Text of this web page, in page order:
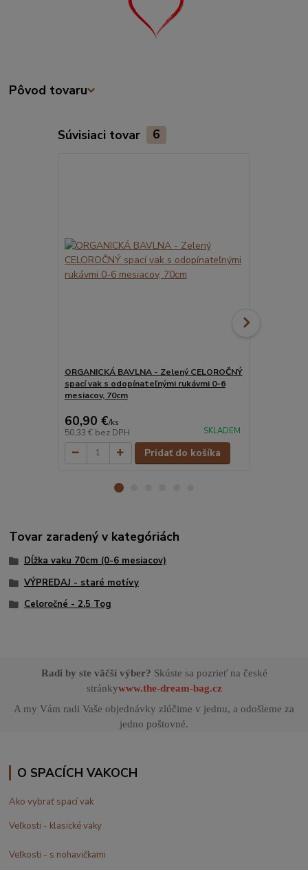
Pôvod tovaru
Súvisiaci tovar 6
ORGANICKÁ BAVLNA - Zelený CELOROČNÝ
spací vak s odopínateľnými rukávmi 0-6
mesiacov, 70cm
60,90 €/ks
50,33 € bez DPH SKLADEM
Pridať do košíka
Tovar zaradený v kategóriách
Dĺžka vaku 70cm (0-6 mesiacov)
VÝPREDAJ - staré motívy
Celoročné - 2.5 Tog
Radi by ste väčší výber? Skúste sa pozrieť na české
stránkywww.the-dream-bag.cz
A my Vám radi Vaše objednávky zlúčime v jednu, a odošleme za
jedno poštovné.
O SPACÍCH VAKOCH
Ako vybrať spací vak
Veľkosti - klasické vaky
Veľkosti - s nohavičkami